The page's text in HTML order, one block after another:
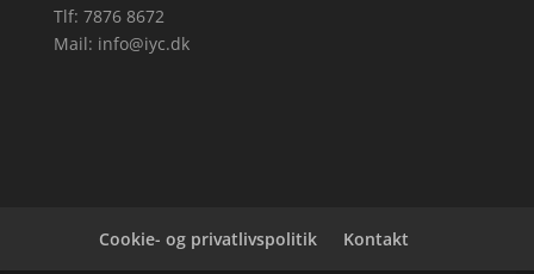
Tlf: 7876 8672
Mail: info@iyc.dk
Cookie- og privatlivspolitik Kontakt